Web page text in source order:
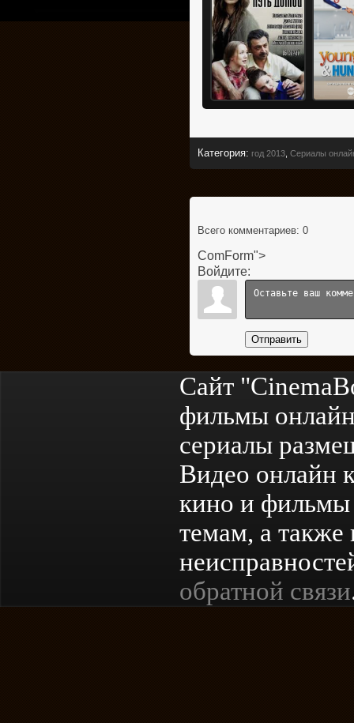
Категория: год 2013 Сериалы
Всего комментариев: 0
ComForm">
Войдите:
Отправить
Сайт
фильмы
сериалы
Видео онлайн
кино и
темам, а
обратной связи